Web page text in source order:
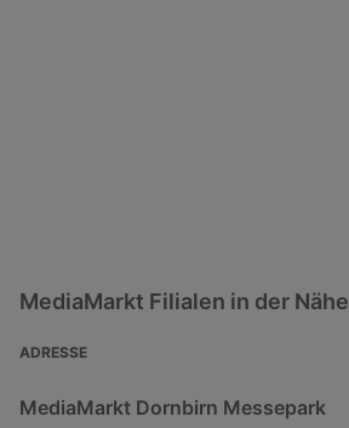
MediaMarkt Filialen in der Nähe
ADRESSE
MediaMarkt Dornbirn Messepark